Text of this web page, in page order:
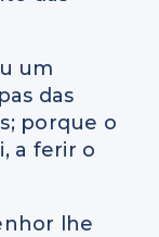
um
das
porque o
a ferir o
lhe